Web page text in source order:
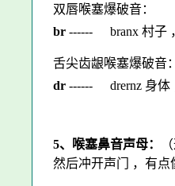
双唇喉塞爆破音：
br ------ branx 村子
舌尖齿龈喉塞爆破音：
dr ------ drernz 身体
5、喉塞鼻音声母：
然后冲开声门 ，有点